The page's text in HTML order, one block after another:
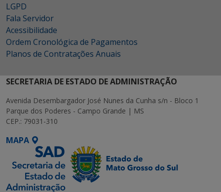
LGPD
Fala Servidor
Acessibilidade
Ordem Cronológica de Pagamentos
Planos de Contratações Anuais
SECRETARIA DE ESTADO DE ADMINISTRAÇÃO
Avenida Desembargador José Nunes da Cunha s/n - Bloco 1
Parque dos Poderes - Campo Grande | MS
CEP.: 79031-310
MAPA